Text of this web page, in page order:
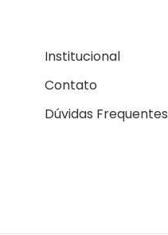
Institucional
Contato
Dúvidas Frequentes